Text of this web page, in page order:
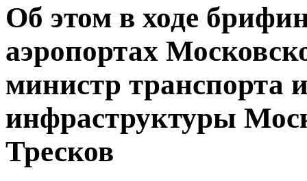
Об этом в ходе
аэропортах
министр транспорта
инфраструктуры
Тресков